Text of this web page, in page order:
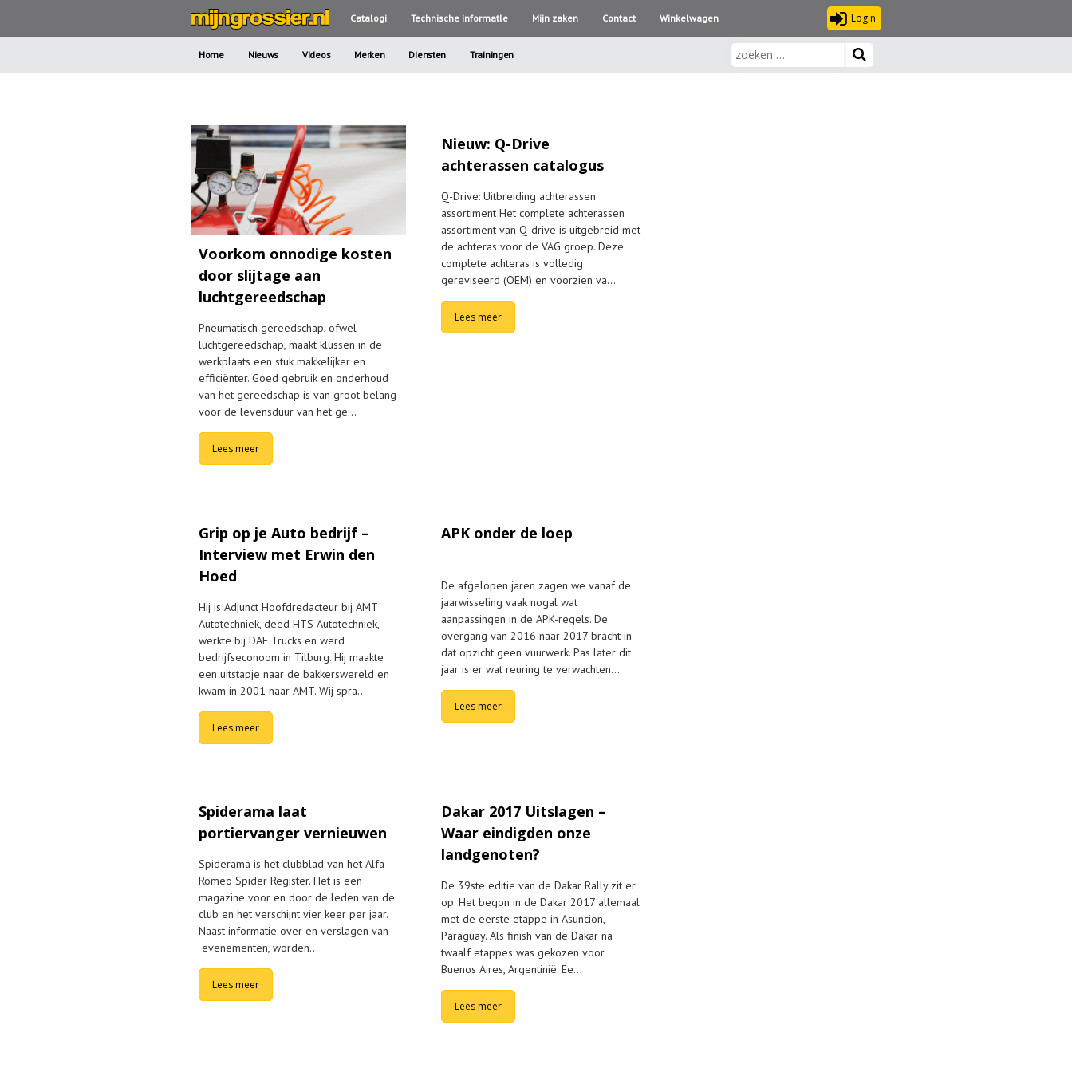
Catalogi Technische informatle Mijn zaken Contact Winkelwagen Login
Home Nieuws Videos Merken Diensten Trainingen
Voorkom onnodige kosten
door slijtage aan
luchtgereedschap
Pneumatisch gereedschap, ofwel
luchtgereedschap, maakt klussen in de
werkplaats een stuk makkelijker en
efficiënter. Goed gebruik en onderhoud
van het gereedschap is van groot belang
voor de levensduur van het ge…
Lees meer
Nieuw: Q-Drive
achterassen catalogus
Q-Drive: Uitbreiding achterassen
assortiment Het complete achterassen
assortiment van Q-drive is uitgebreid met
de achteras voor de VAG groep. Deze
complete achteras is volledig
gereviseerd (OEM) en voorzien va…
Lees meer
Grip op je Auto bedrijf –
Interview met Erwin den
Hoed
Hij is Adjunct Hoofdredacteur bij AMT
Autotechniek, deed HTS Autotechniek,
werkte bij DAF Trucks en werd
bedrijfseconoom in Tilburg. Hij maakte
een uitstapje naar de bakkerswereld en
kwam in 2001 naar AMT. Wij spra…
Lees meer
APK onder de loep
De afgelopen jaren zagen we vanaf de
jaarwisseling vaak nogal wat
aanpassingen in de APK-regels. De
overgang van 2016 naar 2017 bracht in
dat opzicht geen vuurwerk. Pas later dit
jaar is er wat reuring te verwachten…
Lees meer
Spiderama laat
portiervanger vernieuwen
Spiderama is het clubblad van het Alfa
Romeo Spider Register. Het is een
magazine voor en door de leden van de
club en het verschijnt vier keer per jaar.
Naast informatie over en verslagen van
evenementen, worden…
Lees meer
Dakar 2017 Uitslagen –
Waar eindigden onze
landgenoten?
De 39ste editie van de Dakar Rally zit er
op. Het begon in de Dakar 2017 allemaal
met de eerste etappe in Asuncion,
Paraguay. Als finish van de Dakar na
twaalf etappes was gekozen voor
Buenos Aires, Argentinië. Ee…
Lees meer